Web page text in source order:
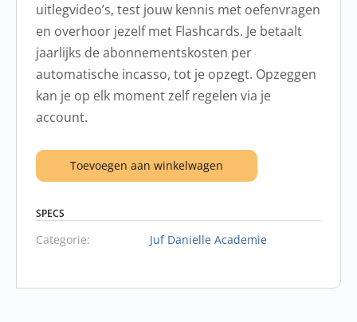
uitlegvideo’s, test jouw kennis met oefenvragen
en overhoor jezelf met Flashcards. Je betaalt
jaarlijks de abonnementskosten per
automatische incasso, tot je opzegt. Opzeggen
kan je op elk moment zelf regelen via je
account.
Toevoegen aan winkelwagen
SPECS
Categorie: Juf Danielle Academie